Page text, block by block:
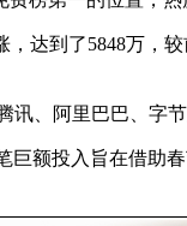
达到了5848万，
、阿里巴巴、字
额投入旨在借